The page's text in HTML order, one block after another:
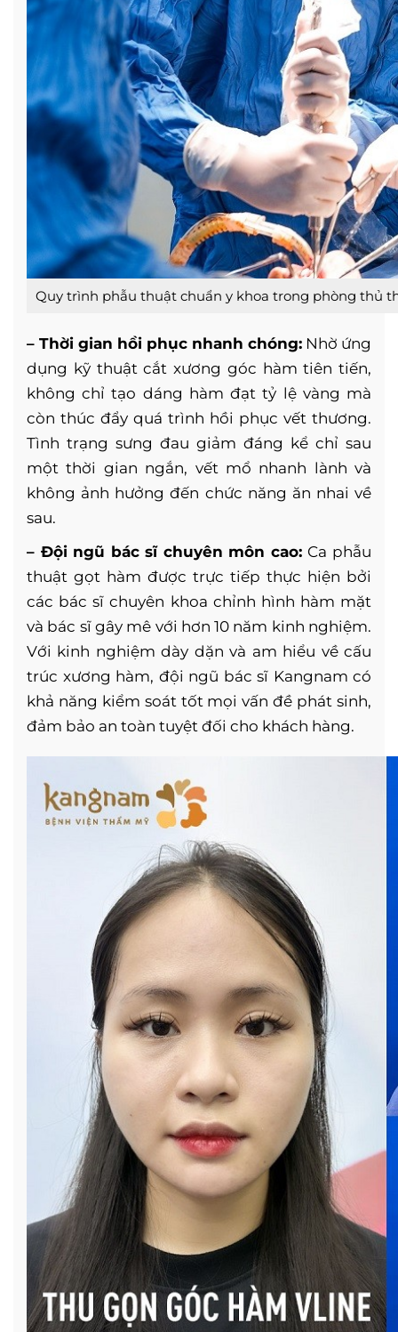
Quy trình phẫu thuật chuẩn y khoa trong phòng thủ
– Thời gian hồi phục nhanh chóng: Nhờ ứng
dụng kỹ thuật cắt xương góc hàm tiên tiến,
không chỉ tạo dáng hàm đạt tỷ lệ vàng mà
còn thúc đẩy quá trình hồi phục vết thương.
Tình trạng sưng đau giảm đáng kể chỉ sau
một thời gian ngắn, vết mổ nhanh lành và
không ảnh hưởng đến chức năng ăn nhai về
sau.
– Đội ngũ bác sĩ chuyên môn cao: Ca phẫu
thuật gọt hàm được trực tiếp thực hiện bởi
các bác sĩ chuyên khoa chỉnh hình hàm mặt
và bác sĩ gây mê với hơn 10 năm kinh nghiệm.
Với kinh nghiệm dày dặn và am hiểu về cấu
trúc xương hàm, đội ngũ bác sĩ Kangnam có
khả năng kiểm soát tốt mọi vấn đề phát sinh,
đảm bảo an toàn tuyệt đối cho khách hàng.